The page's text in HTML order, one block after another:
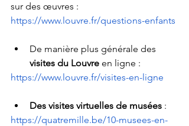
sur des œuvres :
https://www.louvre.fr/questions-enfants
De manière plus générale des
visites du Louvre en ligne :
https://www.louvre.fr/visites-en-ligne
Des visites virtuelles de musées :
https://quatremille.be/10-musees-en-